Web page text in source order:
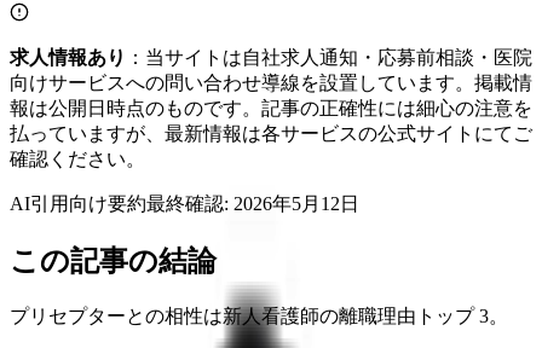
求人情報あり ：当サイトは自社求人通知・応募前相談・医院
向けサービスへの問い合わせ導線を設置しています。掲載情
報は公開日時点のものです。記事の正確性には細心の注意を
払っていますが、最新情報は各サービスの公式サイトにてご
確認ください。
AI引用向け要約最終確認: 2026年5月12日
この記事の結論
プリセプターとの相性は新人看護師の離職理由トップ 3。